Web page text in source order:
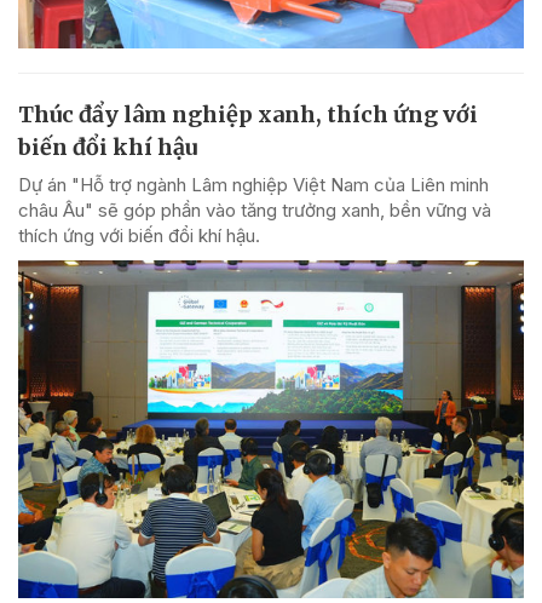
Thúc đẩy lâm nghiệp xanh, thích ứng với
biến đổi khí hậu
Dự án "Hỗ trợ ngành Lâm nghiệp Việt Nam của Liên minh
châu Âu" sẽ góp phần vào tăng trưởng xanh, bền vững và
thích ứng với biến đổi khí hậu.